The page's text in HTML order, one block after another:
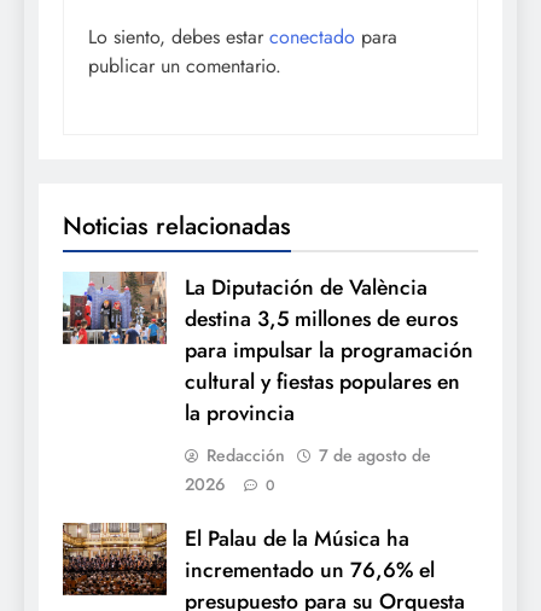
Lo siento, debes estar conectado para
publicar un comentario.
Noticias relacionadas
La Diputación de València
destina 3,5 millones de euros
para impulsar la programación
cultural y fiestas populares en
la provincia
Redacción
7 de agosto de
2026
0
El Palau de la Música ha
incrementado un 76,6% el
presupuesto para su Orquesta